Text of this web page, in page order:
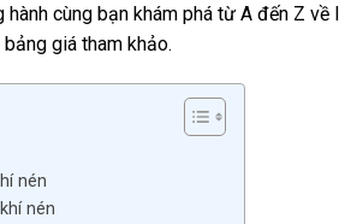
hành cùng bạn khám phá từ A đến Z
giá tham khảo.
nén
nén